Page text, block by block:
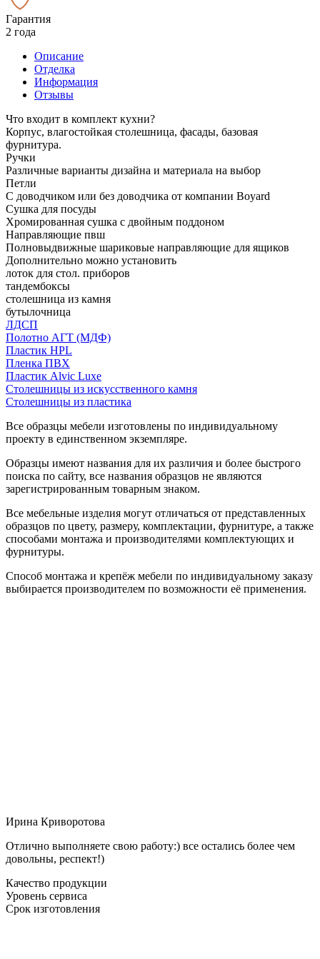
Гарантия
2 года
Описание
Отделка
Информация
Отзывы
Что входит в комплект кухни?
Корпус, влагостойкая столешница, фасады, базовая
фурнитура.
Ручки
Различные варианты дизайна и материала на выбор
Петли
С доводчиком или без доводчика от компании Boyard
Сушка для посуды
Хромированная сушка с двойным поддоном
Направляющие пвш
Полновыдвижные шариковые направляющие для ящиков
Дополнительно можно установить
лоток для стол. приборов
тандембоксы
столешница из камня
бутылочница
ЛДСП
Полотно АГТ (МДФ)
Пластик HPL
Пленка ПВХ
Пластик Alvic Luxe
Столешницы из искусственного камня
Столешницы из пластика
Все образцы мебели изготовлены по индивидуальному
проекту в единственном экземпляре.
Образцы имеют названия для их различия и более быстрого
поиска по сайту, все названия образцов не являются
зарегистрированным товарным знаком.
Все мебельные изделия могут отличаться от представленных
образцов по цвету, размеру, комплектации, фурнитуре, а также
способами монтажа и производителями комплектующих и
фурнитуры.
Способ монтажа и крепёж мебели по индивидуальному заказу
выбирается производителем по возможности её применения.
Ирина Криворотова
Отлично выполняете свою работу:) все остались более чем
довольны, респект!)
Качество продукции
Уровень сервиса
Срок изготовления